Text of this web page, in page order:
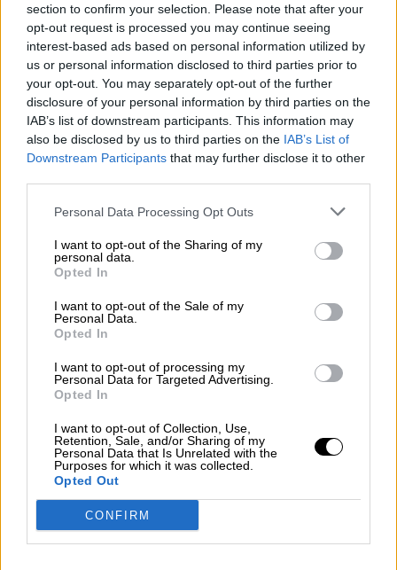
section to confirm your selection. Please note that after your
opt-out request is processed you may continue seeing
interest-based ads based on personal information utilized by
us or personal information disclosed to third parties prior to
your opt-out. You may separately opt-out of the further
disclosure of your personal information by third parties on the
IAB’s list of downstream participants. This information may
also be disclosed by us to third parties on the IAB’s List of
Downstream Participants that may further disclose it to other
Personal Data Processing Opt Outs
I want to opt-out of the Sharing of my
personal data.
Opted In
I want to opt-out of the Sale of my
Personal Data.
Opted In
I want to opt-out of processing my
Personal Data for Targeted Advertising.
Opted In
I want to opt-out of Collection, Use,
Retention, Sale, and/or Sharing of my
Personal Data that Is Unrelated with the
Purposes for which it was collected.
Opted Out
CONFIRM
Portugal y el ventilador político
asistido de los socialistas europeos
Por Juan Antonio Sacaluga
Más artículos de este autor
miércoles, 2 de febrero de 2022
La bronca Casado-Ayuso impulsa a
Vox y deja al PSOE como líder
indiscutible
Más artículos de este autor